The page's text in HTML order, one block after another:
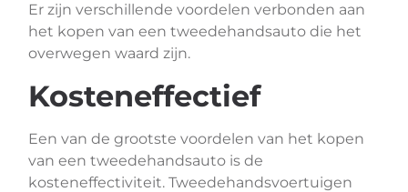
Er zijn verschillende voordelen verbonden aan
het kopen van een tweedehandsauto die het
overwegen waard zijn.
Kosteneffectief
Een van de grootste voordelen van het kopen
van een tweedehandsauto is de
kosteneffectiviteit. Tweedehandsvoertuigen